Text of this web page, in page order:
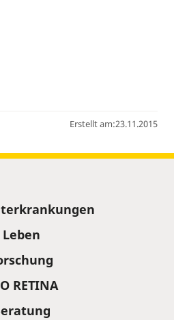
Erstellt am:23.11.2015
Leben
RETINA